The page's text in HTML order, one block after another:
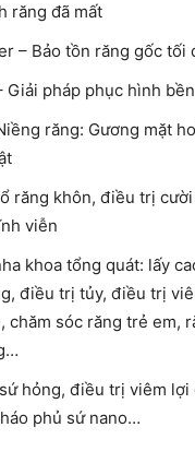
răng đã mất
– Bảo tồn răng gốc tối
Giải pháp phục hình
răng: Gương mặt
răng khôn, điều trị cười
viễn
khoa tổng quát: lấy
điều trị tủy, điều trị
chăm sóc răng trẻ em,
hỏng, điều trị viêm lợi
phủ sứ nano…